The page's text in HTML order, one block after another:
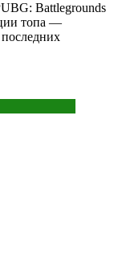
Battlegrounds
топа —